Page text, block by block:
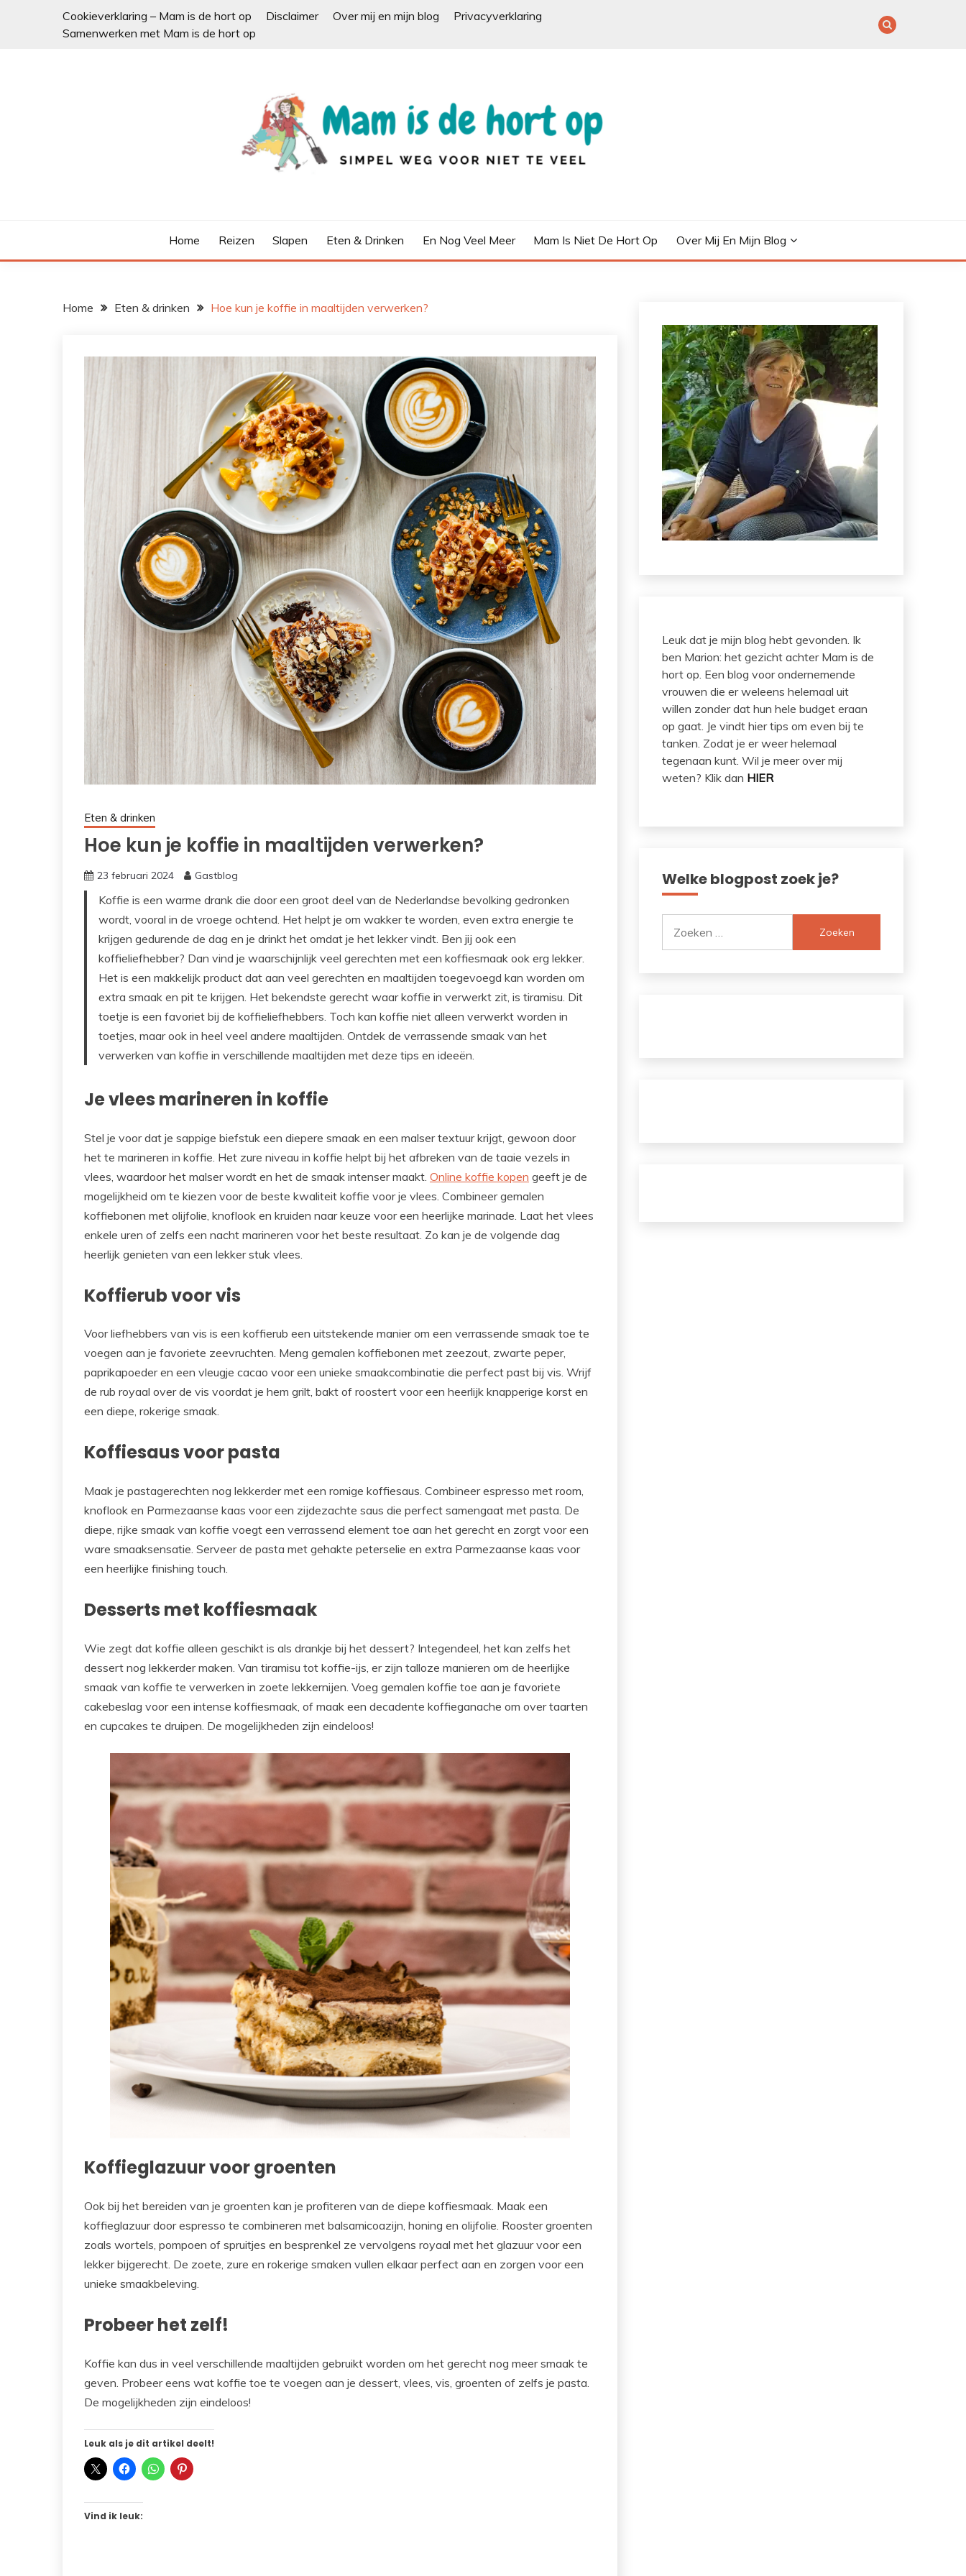
Cookieverklaring – Mam is de hort op Disclaimer Over mij en mijn blog
Privacyverklaring
Samenwerken met Mam is de hort op
Home Reizen Slapen Eten & Drinken En Nog Veel Meer Mam Is Niet De Hort Op Over Mij En Mijn Blog
Home Eten & drinken Hoe kun je koffie in maaltijden verwerken?
Eten & drinken
Hoe kun je koffie in maaltijden verwerken?
23 februari 2024 Gastblog
Koffie is een warme drank die door een groot deel van de Nederlandse bevolking gedronken
wordt, vooral in de vroege ochtend. Het helpt je om wakker te worden, even extra energie te
krijgen gedurende de dag en je drinkt het omdat je het lekker vindt. Ben jij ook een
koffieliefhebber? Dan vind je waarschijnlijk veel gerechten met een koffiesmaak ook erg lekker.
Het is een makkelijk product dat aan veel gerechten en maaltijden toegevoegd kan worden om
extra smaak en pit te krijgen. Het bekendste gerecht waar koffie in verwerkt zit, is tiramisu. Dit
toetje is een favoriet bij de koffieliefhebbers. Toch kan koffie niet alleen verwerkt worden in
toetjes, maar ook in heel veel andere maaltijden. Ontdek de verrassende smaak van het
verwerken van koffie in verschillende maaltijden met deze tips en ideeën.
Je vlees marineren in koffie
Stel je voor dat je sappige biefstuk een diepere smaak en een malser textuur krijgt, gewoon door
het te marineren in koffie. Het zure niveau in koffie helpt bij het afbreken van de taaie vezels in
vlees, waardoor het malser wordt en het de smaak intenser maakt. Online koffie kopen geeft je de
mogelijkheid om te kiezen voor de beste kwaliteit koffie voor je vlees. Combineer gemalen
koffiebonen met olijfolie, knoflook en kruiden naar keuze voor een heerlijke marinade. Laat het vlees
enkele uren of zelfs een nacht marineren voor het beste resultaat. Zo kan je de volgende dag
heerlijk genieten van een lekker stuk vlees.
Koffierub voor vis
Voor liefhebbers van vis is een koffierub een uitstekende manier om een verrassende smaak toe te
voegen aan je favoriete zeevruchten. Meng gemalen koffiebonen met zeezout, zwarte peper,
paprikapoeder en een vleugje cacao voor een unieke smaakcombinatie die perfect past bij vis. Wrijf
de rub royaal over de vis voordat je hem grilt, bakt of roostert voor een heerlijk knapperige korst en
een diepe, rokerige smaak.
Koffiesaus voor pasta
Maak je pastagerechten nog lekkerder met een romige koffiesaus. Combineer espresso met room,
knoflook en Parmezaanse kaas voor een zijdezachte saus die perfect samengaat met pasta. De
diepe, rijke smaak van koffie voegt een verrassend element toe aan het gerecht en zorgt voor een
ware smaaksensatie. Serveer de pasta met gehakte peterselie en extra Parmezaanse kaas voor
een heerlijke finishing touch.
Desserts met koffiesmaak
Wie zegt dat koffie alleen geschikt is als drankje bij het dessert? Integendeel, het kan zelfs het
dessert nog lekkerder maken. Van tiramisu tot koffie-ijs, er zijn talloze manieren om de heerlijke
smaak van koffie te verwerken in zoete lekkernijen. Voeg gemalen koffie toe aan je favoriete
cakebeslag voor een intense koffiesmaak, of maak een decadente koffieganache om over taarten
en cupcakes te druipen. De mogelijkheden zijn eindeloos!
Koffieglazuur voor groenten
Ook bij het bereiden van je groenten kan je profiteren van de diepe koffiesmaak. Maak een
koffieglazuur door espresso te combineren met balsamicoazijn, honing en olijfolie. Rooster groenten
zoals wortels, pompoen of spruitjes en besprenkel ze vervolgens royaal met het glazuur voor een
lekker bijgerecht. De zoete, zure en rokerige smaken vullen elkaar perfect aan en zorgen voor een
unieke smaakbeleving.
Probeer het zelf!
Koffie kan dus in veel verschillende maaltijden gebruikt worden om het gerecht nog meer smaak te
geven. Probeer eens wat koffie toe te voegen aan je dessert, vlees, vis, groenten of zelfs je pasta.
De mogelijkheden zijn eindeloos!
Leuk als je dit artikel deelt!
Vind ik leuk:
Leuk dat je mijn blog hebt gevonden. Ik
ben Marion: het gezicht achter Mam is de
hort op. Een blog voor ondernemende
vrouwen die er weleens helemaal uit
willen zonder dat hun hele budget eraan
op gaat. Je vindt hier tips om even bij te
tanken. Zodat je er weer helemaal
tegenaan kunt. Wil je meer over mij
weten? Klik dan HIER
Welke blogpost zoek je?
naar: